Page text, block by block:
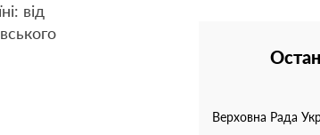
від
Верховна Рада